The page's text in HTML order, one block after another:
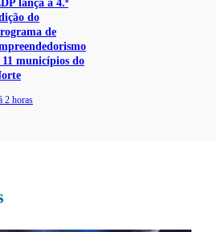
lança a 4.ª
do
de
11 municípios do
2 horas